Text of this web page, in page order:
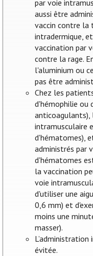
par voie
aussi être
vaccin contre la
intradermique,
vaccination par
contre la rage.
l'aluminium ou
pas être
Chez les
d'hémophilie ou
anticoagulants),
intramusculaire
d'hématomes),
administrés par
d'hématomes
la vaccination
voie
d'utiliser une
0,6 mm) et
moins une
masser).
évitée.